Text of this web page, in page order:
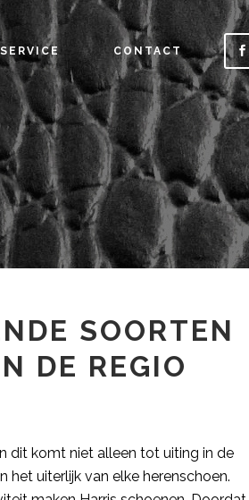
CONTACT
SOORTEN
DE REGIO
dit komt niet alleen tot uiting in de
uiterlijk van elke herenschoen.